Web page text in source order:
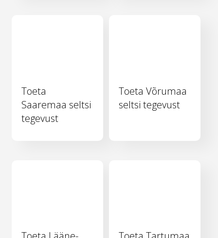
Toeta
Saaremaa seltsi
tegevust
Toeta Võrumaa
seltsi tegevust